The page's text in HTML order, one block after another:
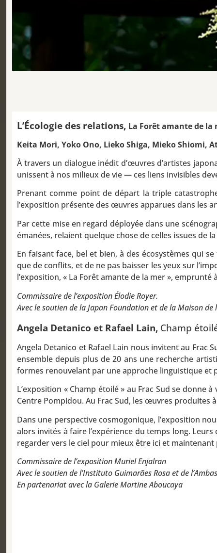
L’Écologie des relations, La Forêt amante de la
Keita Mori, Yoko Ono, Lieko Shiga, Mieko Shiomi,
À travers un dialogue inédit d’œuvres d’artistes
unissent à nos milieux de vie — ces liens invisibles
Prenant comme point de départ la triple
l’exposition présente des œuvres apparues dans les
Par cette mise en regard déployée dans une
émanées, relaient quelque chose de celles issues de
En faisant face, bel et bien, à des écosystèmes qui
que de conflits, et de ne pas baisser les yeux sur
l’exposition, « La Forêt amante de la mer »,
Commissaire de l’exposition Élodie Royer.
Avec le soutien de la Japan Foundation et de la Maison
Angela Detanico et Rafael Lain, Champ
Angela Detanico et Rafael Lain nous invitent au Frac
ensemble depuis plus de 20 ans une recherche
formes renouvelant par une approche linguistique et
L’exposition « Champ étoilé » au Frac Sud se
Centre Pompidou. Au Frac Sud, les œuvres produites
Dans une perspective cosmogonique, l’exposition
alors invités à faire l’expérience du temps long.
regarder vers le ciel pour mieux être ici et
Commissaire de l’exposition Muriel Enjalran
Avec le soutien de l’Instituto Guimarães Rosa et de
En partenariat avec la Galerie Martine Aboucaya